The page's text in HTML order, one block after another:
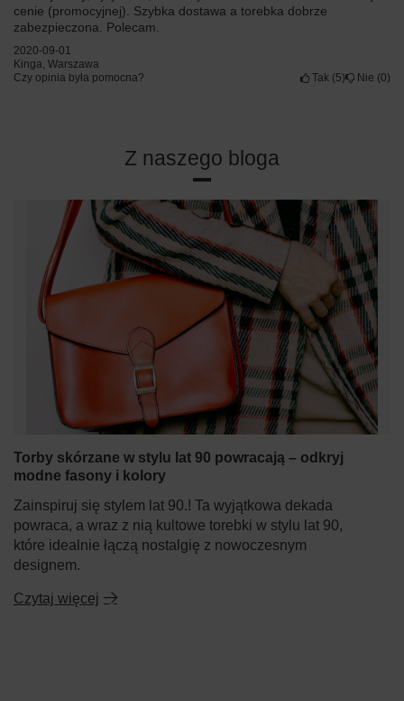
cenie (promocyjnej). Szybka dostawa a torebka dobrze
zabezpieczona. Polecam.
2020-09-01
Kinga, Warszawa
Czy opinia była pomocna?
Tak 5 Nie 0
Z naszego bloga
Torby skórzane w stylu lat 90 powracają – odkryj
modne fasony i kolory
Zainspiruj się stylem lat 90.! Ta wyjątkowa dekada
powraca, a wraz z nią kultowe torebki w stylu lat 90,
które idealnie łączą nostalgię z nowoczesnym
designem.
Czytaj więcej